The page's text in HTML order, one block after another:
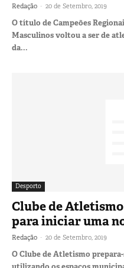
Redação - 20 de Setembro, 2019
O título de Campeões
Masculinos voltou a ser de
da...
Desporto
Clube de
para iniciar uma
Redação - 20 de Setembro, 2019
O Clube de Atletismo